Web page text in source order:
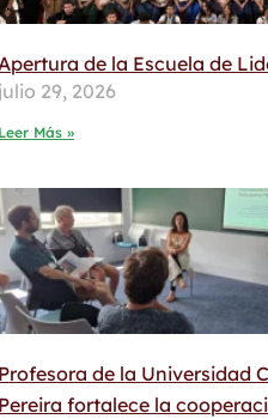
Apertura de la Escuela de
julio 29, 2026
Leer Más »
Profesora de la Universidad
Pereira fortalece la